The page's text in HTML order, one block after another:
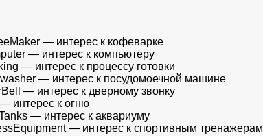
— интерес к кофеварке
— интерес к компьютеру
— интерес к процессу готовки
— интерес к посудомоечной машине
— интерес к дверному звонку
интерес к огню
— интерес к аквариуму
— интерес к спортивным тренажерам